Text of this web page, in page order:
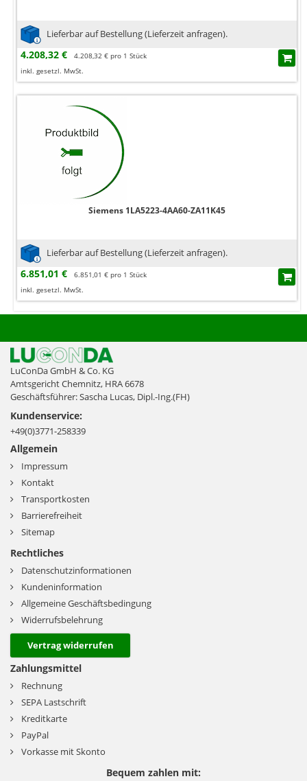
Lieferbar auf Bestellung (Lieferzeit anfragen).
4.208,32 €
4.208,32 € pro 1 Stück
inkl. gesetzl. MwSt.
Siemens 1LA5223-4AA60-ZA11K45
Lieferbar auf Bestellung (Lieferzeit anfragen).
6.851,01 €
6.851,01 € pro 1 Stück
inkl. gesetzl. MwSt.
LuConDa GmbH & Co. KG
Amtsgericht Chemnitz, HRA 6678
Geschäftsführer: Sascha Lucas, Dipl.-Ing.(FH)
Kundenservice:
+49(0)3771-258339
Allgemein
Impressum
Kontakt
Transportkosten
Barrierefreiheit
Sitemap
Rechtliches
Datenschutzinformationen
Kundeninformation
Allgemeine Geschäftsbedingung
Widerrufsbelehrung
Vertrag widerrufen
Zahlungsmittel
Rechnung
SEPA Lastschrift
Kreditkarte
PayPal
Vorkasse mit Skonto
Bequem zahlen mit: